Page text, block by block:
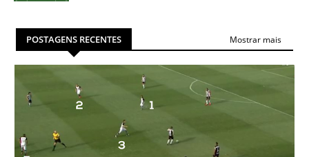
POSTAGENS RECENTES Mostrar mais